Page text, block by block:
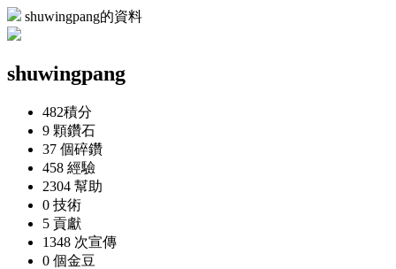
shuwingpang的資料
shuwingpang
482積分
9 顆鑽石
37 個碎鑽
458 經驗
2304 幫助
0 技術
5 貢獻
1348 次宣傳
0 個金豆